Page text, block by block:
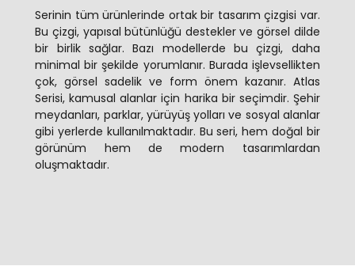
Serinin tüm ürünlerinde ortak bir tasarım çizgisi var.
Bu çizgi, yapısal bütünlüğü destekler ve görsel dilde
bir birlik sağlar. Bazı modellerde bu çizgi, daha
minimal bir şekilde yorumlanır. Burada işlevsellikten
çok, görsel sadelik ve form önem kazanır. Atlas
Serisi, kamusal alanlar için harika bir seçimdir. Şehir
meydanları, parklar, yürüyüş yolları ve sosyal alanlar
gibi yerlerde kullanılmaktadır. Bu seri, hem doğal bir
görünüm hem de modern tasarımlardan
oluşmaktadır.